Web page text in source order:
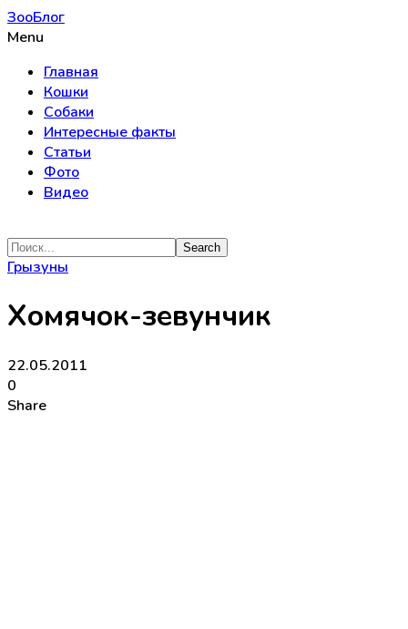
ЗооБлог
Menu
Главная
Кошки
Собаки
Интересные факты
Статьи
Фото
Видео
Грызуны
Хомячок-зевунчик
22.05.2011
0
Share